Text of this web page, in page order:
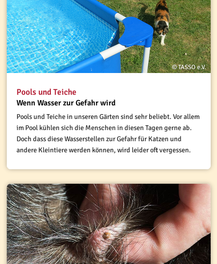
© TASSO e.V.
Pools und Teiche
Wenn Wasser zur Gefahr wird
Pools und Teiche in unseren Gärten sind sehr beliebt. Vor allem
im Pool kühlen sich die Menschen in diesen Tagen gerne ab.
Doch dass diese Wasserstellen zur Gefahr für Katzen und
andere Kleintiere werden können, wird leider oft vergessen.